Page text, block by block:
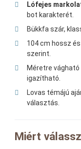
Lófejes
bot karakterét.
Bükkfa szár,
104 cm hossz
szerint.
Méretre
igazítható.
Lovas témájú
választás.
Miért